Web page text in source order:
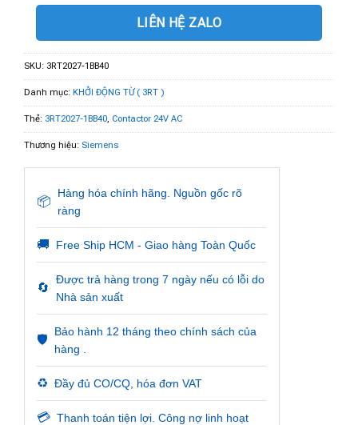
LIÊN HỆ ZALO
SKU: 3RT2027-1BB40
Danh mục: KHỞI ĐỘNG TỪ ( 3RT )
Thẻ: 3RT2027-1BB40, Contactor 24V AC
Thương hiệu: Siemens
📦
Hàng hóa chính hãng. Nguồn gốc rõ
ràng
🚚 Free Ship HCM - Giao hàng Toàn Quốc
🔄
Được trả hàng trong 7 ngày nếu có lỗi do
Nhà sản xuất
🛡️
Bảo hành 12 tháng theo chính sách của
hàng .
♻️ Đầy đủ CO/CQ, hóa đơn VAT
💳 Thanh toán tiện lợi. Công nợ linh hoạt